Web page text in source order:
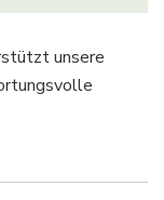
unsere